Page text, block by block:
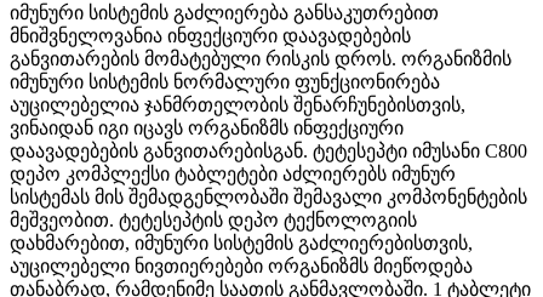
იმუნური სისტემის გაძლიერება განსაკუთრებით
მნიშვნელოვანია ინფექციური დაავადებების
განვითარების მომატებული რისკის დროს. ორგანიზმის
იმუნური სისტემის ნორმალური ფუნქციონირება
აუცილებელია ჯანმრთელობის შენარჩუნებისთვის,
ვინაიდან იგი იცავს ორგანიზმს ინფექციური
დაავადებების განვითარებისგან. ტეტესეპტი იმუსანი C800
დეპო კომპლექსი ტაბლეტები აძლიერებს იმუნურ
სისტემას მის შემადგენლობაში შემავალი კომპონენტების
მეშვეობით. ტეტესეპტის დეპო ტექნოლოგიის
დახმარებით, იმუნური სისტემის გაძლიერებისთვის,
აუცილებელი ნივთიერებები ორგანიზმს მიეწოდება
თანაბრად, რამდენიმე საათის განმავლობაში. 1 ტაბლეტი